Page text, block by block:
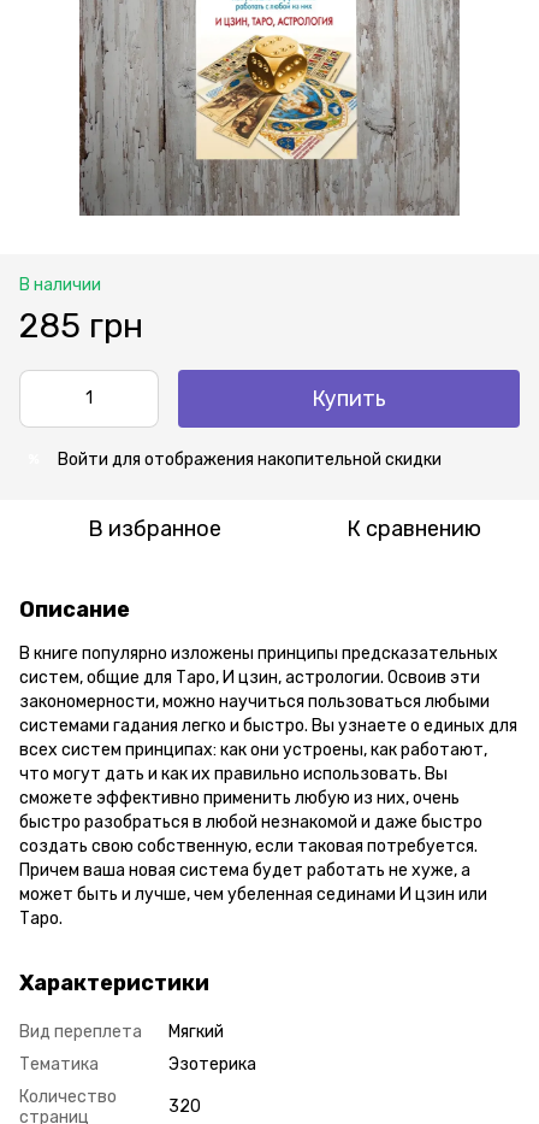
В наличии
285 грн
Купить
Войти для отображения накопительной скидки
В избранное К сравнению
Описание
В книге популярно изложены принципы предсказательных
систем, общие для Таро, И цзин, астрологии. Освоив эти
закономерности, можно научиться пользоваться любыми
системами гадания легко и быстро. Вы узнаете о единых для
всех систем принципах: как они устроены, как работают,
что могут дать и как их правильно использовать. Вы
сможете эффективно применить любую из них, очень
быстро разобраться в любой незнакомой и даже быстро
создать свою собственную, если таковая потребуется.
Причем ваша новая система будет работать не хуже, а
может быть и лучше, чем убеленная сединами И цзин или
Таро.
Характеристики
Вид переплета
Мягкий
Тематика
Эзотерика
Количество
страниц
320